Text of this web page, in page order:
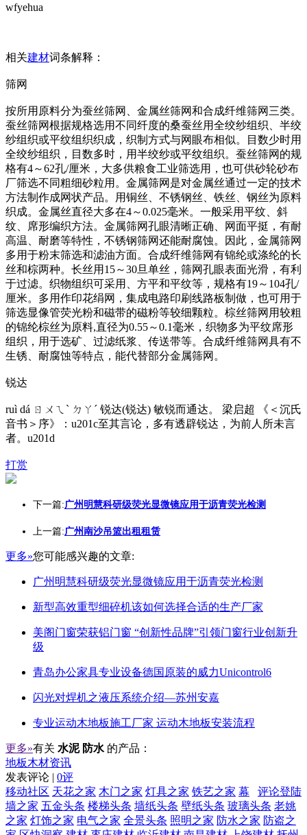
wfyehua
相关建材词条解释：
筛网
按所用原料分为蚕丝筛网、金属丝筛网和合成纤维筛网三类。
蚕丝筛网根据规格选用不同纤度的桑蚕丝用全绞纱组织、半绞
纱组织或平纹组织织成，织制方式与网眼布相似。目数少时用
全绞纱组织，目数多时，用半绞纱或平纹组织。蚕丝筛网的规
格有4～62孔/厘米，大多供粮食工业筛选用，也可供砂轮砂布
厂筛选不同粗细砂粒用。金属筛网是对金属丝通过一定的技术
方法制作成网状产品。用铜丝、不锈钢丝、铁丝、钢丝为原料
织成。金属丝直径大多在4～0.025毫米。一般采用平纹、斜
纹、席形编织方法。金属筛网孔眼清晰正确、网面平挺，有耐
高温、耐磨等特性，不锈钢筛网还能耐腐蚀。因此，金属筛网
多用于粉末筛选和滤油方面。合成纤维筛网有锦纶或涤纶的长
丝和棕两种。长丝用15～30旦单丝，筛网孔眼表面光滑，有利
于过滤。织物组织可采用、方平和平纹等，规格有19～104孔/
厘米。多用作印花绢网，集成电路印刷线路板制做，也可用于
筛选显像管荧光粉和磁带的磁粉等较细颗粒。棕丝筛网用较粗
的锦纶棕丝为原料,直径为0.55～0.1毫米，织物多为平纹席形
组织，用于选矿、过滤纸浆、传送带等。合成纤维筛网具有不
生锈、耐腐蚀等特点，能代替部分金属筛网。
锐达
ruì dá ㄖㄨㄟˋ ㄉㄚˊ 锐达(锐达) 敏锐而通达。 梁启超 《＜沉氏
音书＞序》：u201c至其言论，多有透辟锐达，为前人所未言
者。u201d
打赏
下一篇:广州明慧科研级荧光显微镜应用于沥青荧光检测
上一篇:广州南沙吊篮出租租赁
更多»您可能感兴趣的文章:
广州明慧科研级荧光显微镜应用于沥青荧光检测
新型高效重型细碎机该如何选择合适的生产厂家
美阁门窗荣获铝门窗 “创新性品牌”引领门窗行业创新升
级
青岛办公家具专业设备德国原装的威力Unicontrol6
闪光对焊机之液压系统介绍—苏州安嘉
专业运动木地板施工厂家 运动木地板安装流程
更多»有关 水泥 防水 的产品：
地板木材资讯
发表评论 | 0评
评论登陆
移动社区 天花之家 木门之家 灯具之家 铁艺之家 幕
墙之家 五金头条 楼梯头条 墙纸头条 壁纸头条 玻璃头条 老姚
之家 灯饰之家 电气之家 全景头条 照明之家 防水之家 防盗之